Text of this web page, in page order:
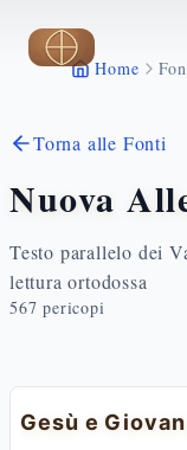
Vai al contenuto
Home
Torna alle Fonti
Nuova
Testo parallelo dei
lettura ortodossa
567 pericopi